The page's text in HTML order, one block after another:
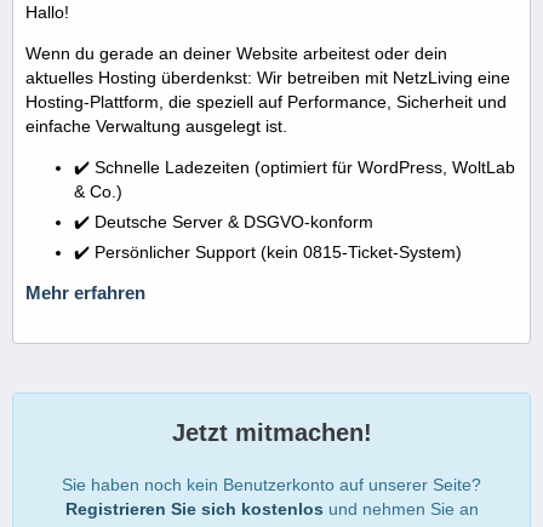
Hallo!
Wenn du gerade an deiner Website arbeitest oder dein
aktuelles Hosting überdenkst: Wir betreiben mit NetzLiving eine
Hosting-Plattform, die speziell auf Performance, Sicherheit und
einfache Verwaltung ausgelegt ist.
✔️ Schnelle Ladezeiten (optimiert für WordPress, WoltLab
& Co.)
✔️ Deutsche Server & DSGVO-konform
✔️ Persönlicher Support (kein 0815-Ticket-System)
Mehr erfahren
Jetzt mitmachen!
Sie haben noch kein Benutzerkonto auf unserer Seite?
Registrieren Sie sich kostenlos und nehmen Sie an